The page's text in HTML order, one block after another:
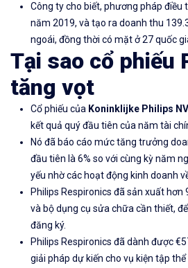
Công ty cho biết, phương pháp điều
năm 2019, và tạo ra doanh thu
ngoái, đồng thời có mặt ở 27 quốc
Tại sao cổ phiếu
tăng vọt
Cổ phiếu của Koninklijke Philips NV
kết quả quý đầu tiên của năm tài
Nó đã báo cáo mức tăng trưởng
đầu tiên là 6% so với cùng kỳ năm
yếu nhờ các hoạt động kinh doanh
Philips Respironics đã sản xuất hơn
và bộ dụng cụ sửa chữa cần thiết,
đăng ký.
Philips Respironics đã dành được
giải pháp dự kiến ​​cho vụ kiện tập